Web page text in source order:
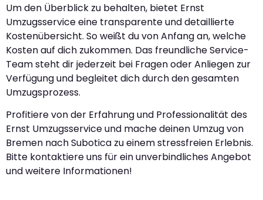
Um den Überblick zu behalten, bietet Ernst
Umzugsservice eine transparente und detaillierte
Kostenübersicht. So weißt du von Anfang an, welche
Kosten auf dich zukommen. Das freundliche Service-
Team steht dir jederzeit bei Fragen oder Anliegen zur
Verfügung und begleitet dich durch den gesamten
Umzugsprozess.
Profitiere von der Erfahrung und Professionalität des
Ernst Umzugsservice und mache deinen Umzug von
Bremen nach Subotica zu einem stressfreien Erlebnis.
Bitte kontaktiere uns für ein unverbindliches Angebot
und weitere Informationen!